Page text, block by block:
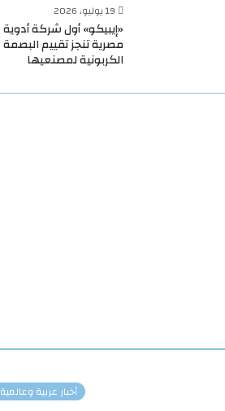
19 يوليو، 2026
«إيبيكو» أول شركة أدوية
مصرية تنجز تقييم البصمة
الكربونية لمصنعيها
أخبار عربية وعالمية